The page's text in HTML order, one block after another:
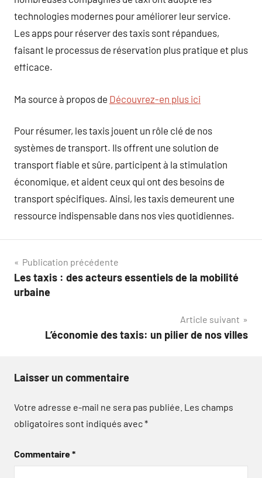
technologies modernes pour améliorer leur service.
Les apps pour réserver des taxis sont répandues,
faisant le processus de réservation plus pratique et plus
efficace.
Ma source à propos de Découvrez-en plus ici
Pour résumer, les taxis jouent un rôle clé de nos
systèmes de transport. Ils offrent une solution de
transport fiable et sûre, participent à la stimulation
économique, et aident ceux qui ont des besoins de
transport spécifiques. Ainsi, les taxis demeurent une
ressource indispensable dans nos vies quotidiennes.
Navigation
de
Publication précédente
Les taxis : des acteurs essentiels de la mobilité
urbaine
Article suivant
L’économie des taxis: un pilier de nos villes
Laisser un commentaire
Votre adresse e-mail ne sera pas publiée. Les champs
obligatoires sont indiqués avec*
Commentaire*